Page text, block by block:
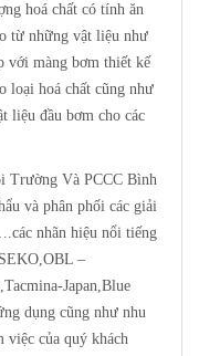
hoá chất có tính ăn
từ những vật liệu như
với màng bơm thiết kế
loại hoá chất cũng như
liệu đầu bơm cho các
Trường Và PCCC Bình
và phân phối các giải
nhãn hiệu nổi tiếng
–
Japan,Blue
dụng cũng như nhu
việc của quý khách